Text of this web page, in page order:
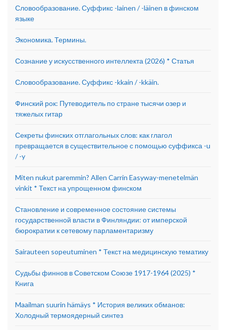
Словообразование. Суффикс -lainen / -läinen в финском
языке
Экономика. Термины.
Сознание у искусственного интеллекта (2026) * Статья
Словообразование. Суффикс -kkain / -kkäin.
Финский рок: Путеводитель по стране тысячи озер и
тяжелых гитар
Секреты финских отглагольных слов: как глагол
превращается в существительное с помощью суффикса -u
/ -y
Miten nukut paremmin? Allen Carrin Easyway-menetelmän
vinkit * Текст на упрощенном финском
Становление и современное состояние системы
государственной власти в Финляндии: от имперской
бюрократии к сетевому парламентаризму
Sairauteen sopeutuminen * Текст на медицинскую тематику
Судьбы финнов в Советском Союзе 1917-1964 (2025) *
Книга
Maailman suurin hämäys * История великих обманов:
Холодный термоядерный синтез